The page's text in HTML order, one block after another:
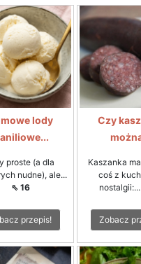
lody
proste (a dla
nudne), ale...
⇖ 16
przepis!
Czy
Kaszanka
coś z
nostalgii:...
Zobacz